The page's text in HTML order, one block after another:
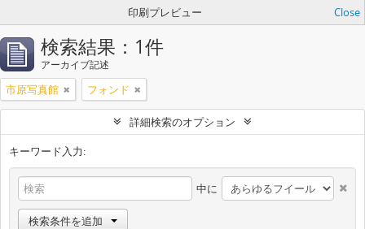
印刷プレビュー Close
検索結果：1件
アーカイブ記述
市原写真館 フォンド
詳細検索のオプション
キーワード入力:
中に
検索条件を追加